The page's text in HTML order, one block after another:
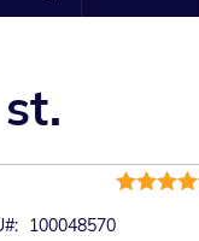
100048570
Rating: